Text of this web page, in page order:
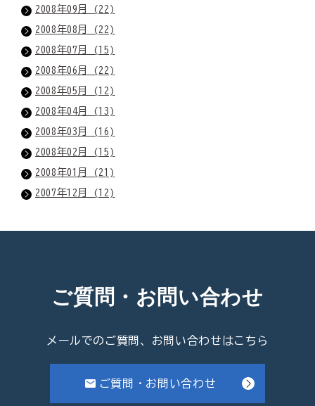
2008年09月 (22)
2008年08月 (22)
2008年07月 (15)
2008年06月 (22)
2008年05月 (12)
2008年04月 (13)
2008年03月 (16)
2008年02月 (15)
2008年01月 (21)
2007年12月 (12)
ご質問・お問い合わせ
メールでのご質問、お問い合わせはこちら
ご質問・お問い合わせ